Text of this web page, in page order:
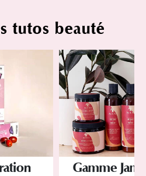
tutos beauté
Gamme